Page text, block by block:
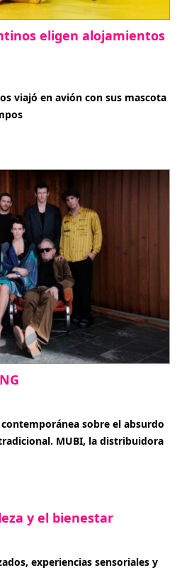
eligen alojamientos
viajó en avión con sus mascota
sobre el absurdo
MUBI, la distribuidora
y el bienestar
experiencias sensoriales y